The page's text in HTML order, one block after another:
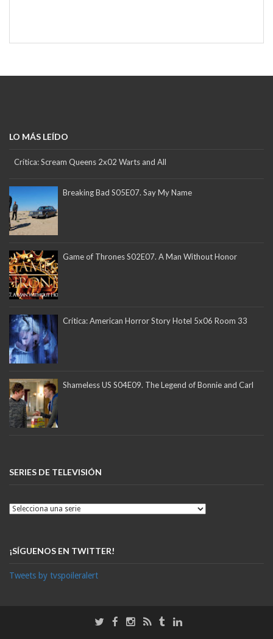
LO MÁS LEÍDO
Crítica: Scream Queens 2x02 Warts and All
Breaking Bad S05E07. Say My Name
Game of Thrones S02E07. A Man Without Honor
Crítica: American Horror Story Hotel 5x06 Room 33
Shameless US S04E09. The Legend of Bonnie and Carl
SERIES DE TELEVISIÓN
¡SÍGUENOS EN TWITTER!
Tweets by tvspoileralert